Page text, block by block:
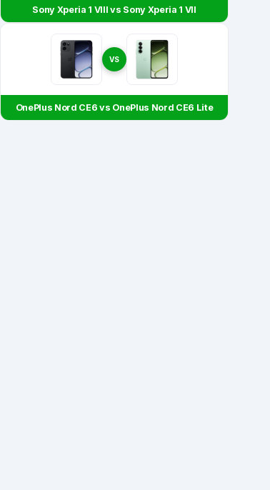
Sony Xperia 1 VIII vs Sony Xperia 1 VII
VS
OnePlus Nord CE6 vs OnePlus Nord CE6 Lite